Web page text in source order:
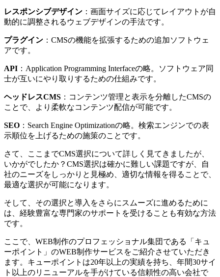
レスポンシブデザイン ：画面サイズに応じてレイアウトが自
動的に調整されるウェブデザインの手法です。
プラグイン ：CMSの機能を拡張するための追加ソフトウェ
アです。
API ：Application Programming Interfaceの略。ソフトウェア同
士が互いにやり取りするための仕組みです。
ヘッドレスCMS ：コンテンツ管理と表示を分離したCMSの
ことで、より柔軟なコンテンツ配信が可能です。
SEO ：Search Engine Optimizationの略。検索エンジンでの表
示順位を上げるための施策のことです。
さて、ここまでCMS選択について詳しく見てきましたが、
いかがでしたか？CMS選択は確かに難しい課題ですが、自
社のニーズをしっかりと見極め、適切な情報を得ることで、
最適な選択が可能になります。
そして、その選択と導入をさらにスムーズに進めるために
は、経験豊富な専門家のサポートを受けることも有効な方法
です。
ここで、WEB制作のプロフェッショナル集団である「キュ
ーポイント」のWEB制作サービスをご紹介させていただき
ます。キューポイントは20年以上の実績を持ち、年間30サイ
ト以上のリニューアルを手がけている信頼性の高い会社で